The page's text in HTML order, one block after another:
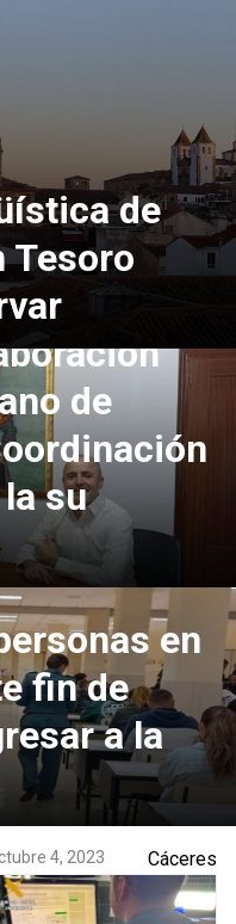
de
Tesoro
un
de
su
en
fin de
a la
4, 2023 Cáceres